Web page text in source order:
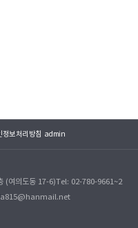
정보처리방침 admin
(여의도동 17-6)Tel: 02-780-9661~2